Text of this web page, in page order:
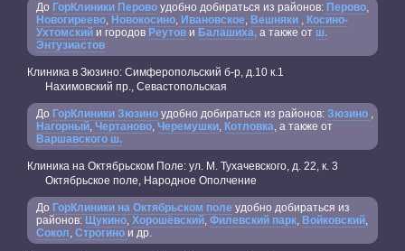
До ГорКлиники Перово удобно добираться из районов: Перово,
Новогиреево, Новокосино, Ивановское, Вешняки , Косино-
Ухтомский и городов Реутов и Балашиха, а также от ш.
Энтузиастов
Клиника в Зюзино: Симферопольский б-р, д.10 к.1
Нахимовский пр., Севастопольская
До ГорКлиники Зюзино удобно добираться из районов: Зюзино ,
Нагорный, Чертаново, Черемушки, Котловка, а также от
Варшавского ш.
Клиника на Октябрьском Поле: ул. М. Тухачевского, д. 22, к. 3
Октябрьское поле, Народное Ополчение
До ГорКлиники на Октябрьском поле удобно добираться из
районов: Щукино, Хорошёвский, Филевский парк, Войковский,
Сокол, Строгино и др.